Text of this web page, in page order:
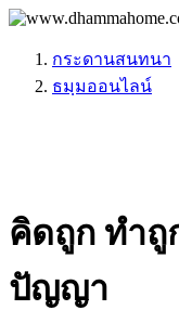
กระดานสนทนา
ธมฺมออนไลน์
คิดถูก ทำถู
ปัญญา